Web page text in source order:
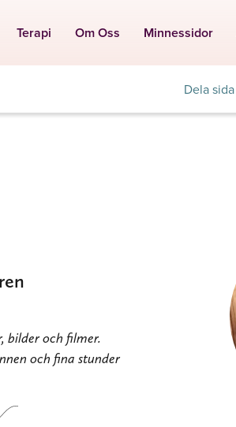
Terapi Om Oss Minnessidor
Dela sida
bilder och filmer.
och fina stunder